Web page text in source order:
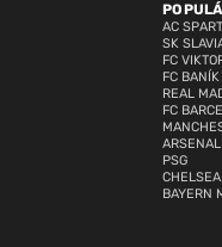
AC
SK
FC
FC BANÍK
REAL
FC
ARSENAL
PSG
CHELSEA
BAYERN